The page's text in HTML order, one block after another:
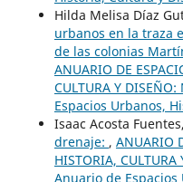
Hilda Melisa Díaz
urbanos en la traza
de las colonias
ANUARIO DE
CULTURA Y
Espacios Urbanos,
Isaac Acosta Fuentes,
drenaje: , ANUARIO
HISTORIA,
Anuario de